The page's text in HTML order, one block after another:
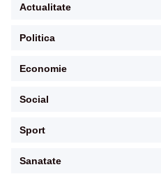
Actualitate
Politica
Economie
Social
Sport
Sanatate